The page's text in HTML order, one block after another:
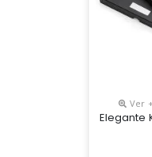
Ver
Elegante